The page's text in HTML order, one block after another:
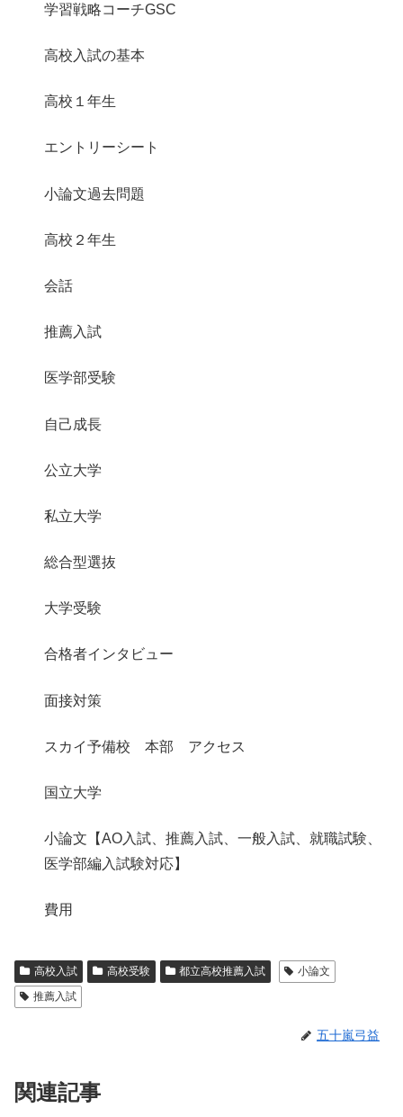
学習戦略コーチGSC
高校入試の基本
高校１年生
エントリーシート
小論文過去問題
高校２年生
会話
推薦入試
医学部受験
自己成長
公立大学
私立大学
総合型選抜
大学受験
合格者インタビュー
面接対策
スカイ予備校 本部 アクセス
国立大学
小論文【AO入試、推薦入試、一般入試、就職試験、
医学部編入試験対応】
費用
高校入試 高校受験 都立高校推薦入試
小論文
推薦入試
五十嵐弓益
関連記事